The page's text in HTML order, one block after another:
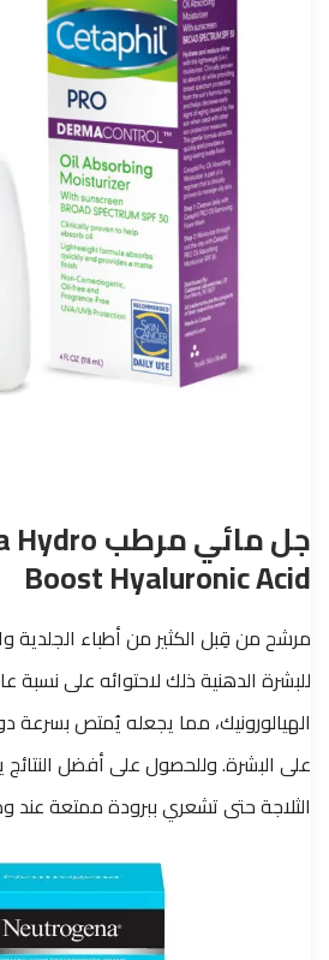
جل مائي مرطبHydro
Boost Hyaluronic Acid
مرشح من قِبل الكثير من أطباء الجلدية
للبشرة الدهنية ذلك لاحتوائه على
الهيالورونيك، مما يجعله يُمتص بسرعة
على البشرة. وللحصول على أفضل النتائج
الثلاجة حتى تشعري ببرودة ممتعة عند